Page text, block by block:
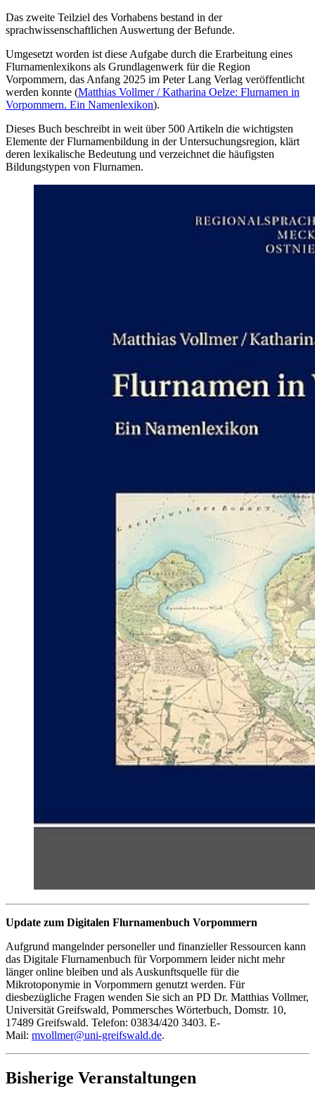
Das zweite Teilziel des Vorhabens bestand in der
sprachwissenschaftlichen Auswertung der Befunde.
Umgesetzt worden ist diese Aufgabe durch die Erarbeitung eines
Flurnamenlexikons als Grundlagenwerk für die Region
Vorpommern, das Anfang 2025 im Peter Lang Verlag veröffentlicht
werden konnte (Matthias Vollmer / Katharina Oelze: Flurnamen in
Vorpommern. Ein Namenlexikon).
Dieses Buch beschreibt in weit über 500 Artikeln die wichtigsten
Elemente der Flurnamenbildung in der Untersuchungsregion, klärt
deren lexikalische Bedeutung und verzeichnet die häufigsten
Bildungstypen von Flurnamen.
Update zum Digitalen Flurnamenbuch Vorpommern
Aufgrund mangelnder personeller und finanzieller Ressourcen kann
das Digitale Flurnamenbuch für Vorpommern leider nicht mehr
länger online bleiben und als Auskunftsquelle für die
Mikrotoponymie in Vorpommern genutzt werden. Für
diesbezügliche Fragen wenden Sie sich an PD Dr. Matthias Vollmer,
Universität Greifswald, Pommersches Wörterbuch, Domstr. 10,
17489 Greifswald. Telefon: 03834/420 3403. E-
Mail: mvollmer@uni-greifswald.de.
Bisherige Veranstaltungen